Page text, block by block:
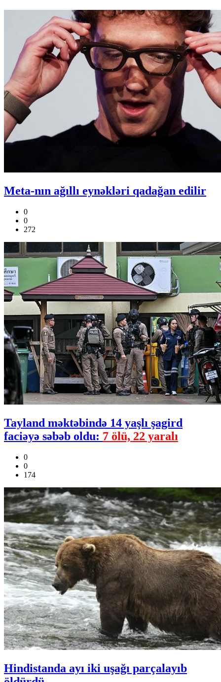
Meta-nın ağıllı eynəkləri qadağan edilir
0
0
272
Tayland məktəbində 14 yaşlı şagird
faciəyə səbəb oldu: 7 ölü, 22 yaralı
0
0
174
Hindistanda ayı iki uşağı parçalayıb